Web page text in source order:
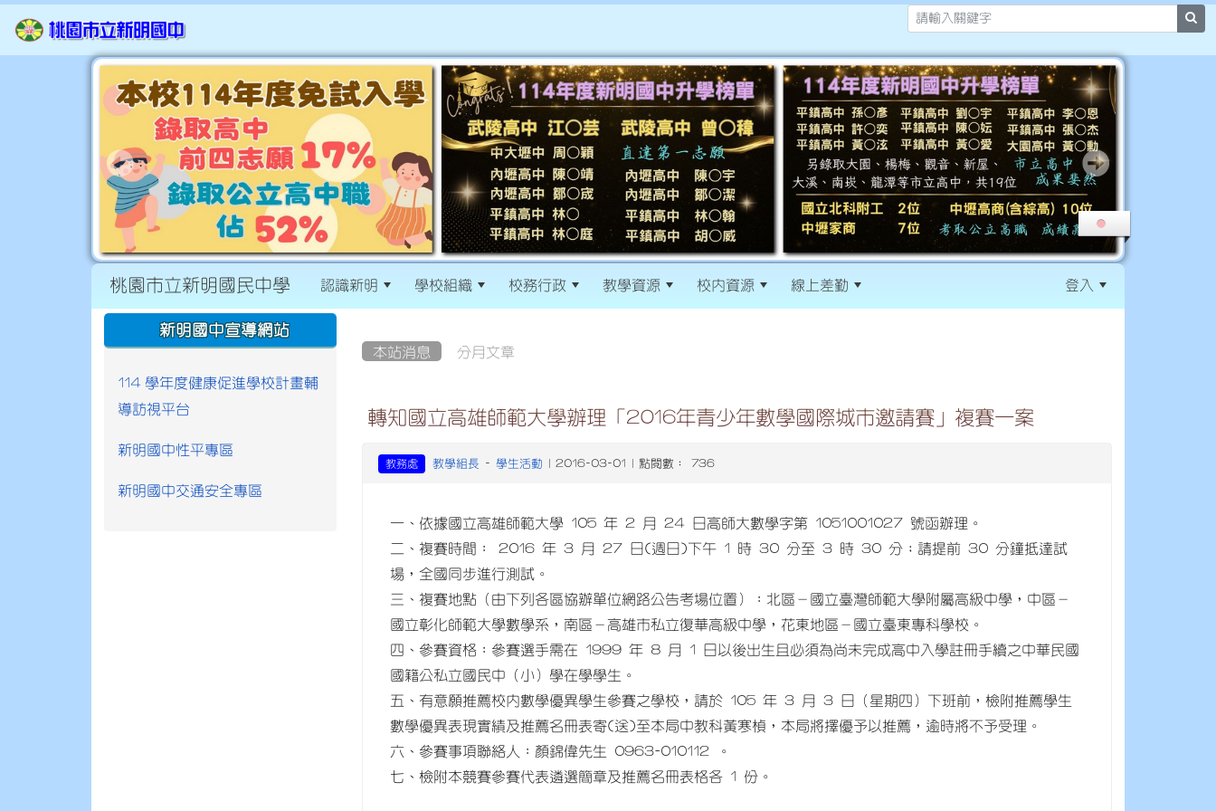
桃園市立新明國民中學 認識新明 學校組織 校務行政 教學資源 校內資源 線上差勤 登入
本站消息 分月文章
轉知國立高雄師範大學辦理「2016年青少年數學國際城市邀請賽」複賽一案
教務處 教學組長 - 學生活動 | 2016-03-01 | 點閱數： 736
一、依據國立高雄師範大學 105 年 2 月 24 日高師大數學字第 1051001027 號函辦理。
二、複賽時間： 2016 年 3 月 27 日(週日)下午 1 時 30 分至 3 時 30 分；請提前 30 分鐘抵達試
場，全國同步進行測試。
三、複賽地點（由下列各區協辦單位網路公告考場位置）：北區－國立臺灣師範大學附屬高級中學，中區－
國立彰化師範大學數學系，南區－高雄市私立復華高級中學，花東地區－國立臺東專科學校。
四、參賽資格：參賽選手需在 1999 年 8 月 1 日以後出生且必須為尚未完成高中入學註冊手續之中華民國
國籍公私立國民中（小）學在學學生。
五、有意願推薦校內數學優異學生參賽之學校，請於 105 年 3 月 3 日（星期四）下班前，檢附推薦學生
數學優異表現實績及推薦名冊表寄(送)至本局中教科黃寒楨，本局將擇優予以推薦，逾時將不予受理。
六、參賽事項聯絡人：顏錦偉先生 0963-010112 。
七、檢附本競賽參賽代表遴選簡章及推薦名冊表格各 1 份。
:::
新明國中宣導網站
114 學年度健康促進學校計畫輔
導訪視平台
新明國中性平專區
新明國中交通安全專區